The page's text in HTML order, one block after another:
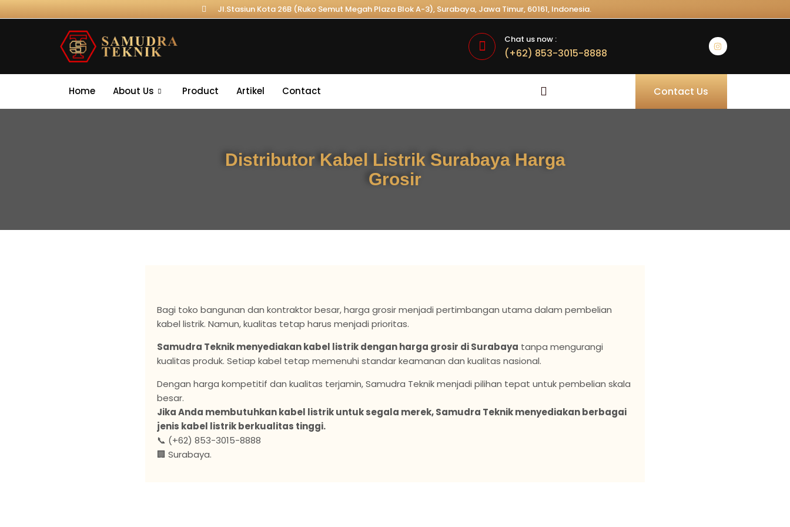
Jl.Stasiun Kota 26B (Ruko Semut Megah Plaza Blok A-3), Surabaya, Jawa Timur, 60161, Indonesia.
Chat us now :
(+62) 853-3015-8888
Home About Us Product Artikel Contact Contact Us
Distributor Kabel Listrik Surabaya Harga
Grosir
Bagi toko bangunan dan kontraktor besar, harga grosir menjadi pertimbangan utama dalam pembelian
kabel listrik. Namun, kualitas tetap harus menjadi prioritas.
Samudra Teknik menyediakan kabel listrik dengan harga grosir di Surabaya tanpa mengurangi
kualitas produk. Setiap kabel tetap memenuhi standar keamanan dan kualitas nasional.
Dengan harga kompetitif dan kualitas terjamin, Samudra Teknik menjadi pilihan tepat untuk pembelian skala
besar.
Jika Anda membutuhkan kabel listrik untuk segala merek, Samudra Teknik menyediakan berbagai
jenis kabel listrik berkualitas tinggi.
📞 (+62) 853-3015-8888
🏢 Surabaya.